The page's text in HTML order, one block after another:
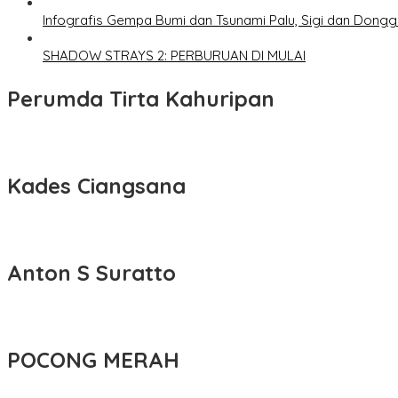
Infografis Gempa Bumi dan Tsunami Palu, Sigi dan
SHADOW STRAYS 2: PERBURUAN DI MULAI
Perumda Tirta Kahuripan
Kades Ciangsana
Anton S Suratto
POCONG MERAH